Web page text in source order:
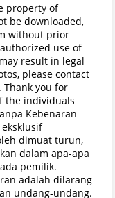
property of
be downloaded,
without prior
use of
result in legal
please contact
you for
the individuals
Kebenaran
dimuat turun,
dalam apa-apa
pemilik.
adalah dilarang
undang-undang.